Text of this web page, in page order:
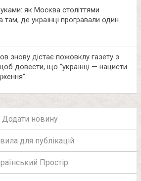
як Москва століттями
там, де українці програвали один
знову дістає пожовклу газету з
довести, що “українці — нацисти
Додати новину
для публікацій
Простір